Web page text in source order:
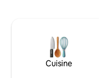
Cuisine